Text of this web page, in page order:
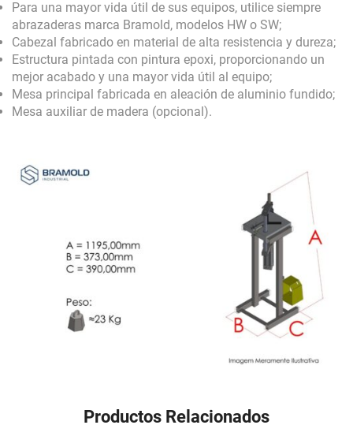
Para una mayor vida útil de sus equipos, utilice siempre
abrazaderas marca Bramold, modelos HW o SW;
Cabezal fabricado en material de alta resistencia y dureza;
Estructura pintada con pintura epoxi, proporcionando un
mejor acabado y una mayor vida útil al equipo;
Mesa principal fabricada en aleación de aluminio fundido;
Mesa auxiliar de madera (opcional).
Productos Relacionados